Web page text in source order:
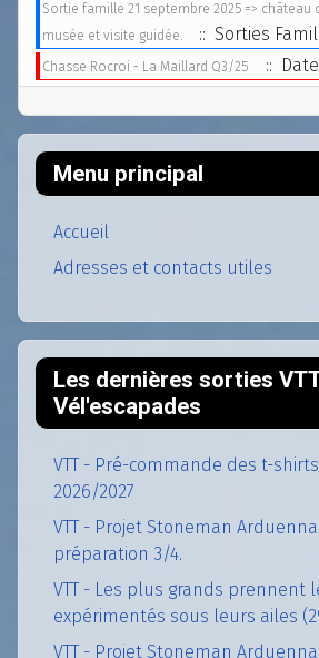
Sortie famille 21 septembre 2025 => château
musée et visite guidée.
:: Sorties
Chasse Rocroi - La Maillard Q3/25 ::
Menu principal
Accueil
Adresses et contacts utiles
Les dernières sorties
Vél'escapades
VTT - Pré-commande des t-
2026/2027
VTT - Projet Stoneman Arduenna
préparation 3/4.
VTT - Les plus grands prennent
expérimentés sous leurs ailes
VTT - Projet Stoneman Arduenna